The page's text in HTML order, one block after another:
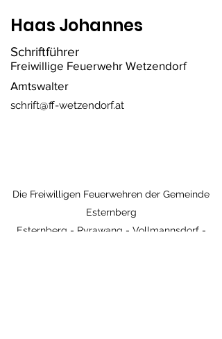
Haas Johannes
Schriftführer
Freiwillige Feuerwehr Wetzendorf
Amtswalter
schrift@ff-wetzendorf.at
Die Freiwilligen Feuerwehren der Gemeinde
Esternberg
Esternberg - Pyrawang - Vollmannsdorf -